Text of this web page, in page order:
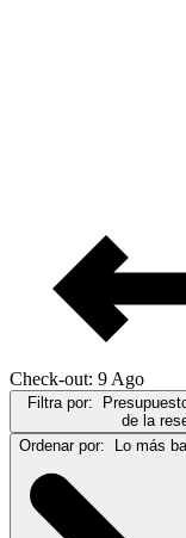
Check-out: 9 Ago
Filtra por:
de la
Ordenar por:
Lo más